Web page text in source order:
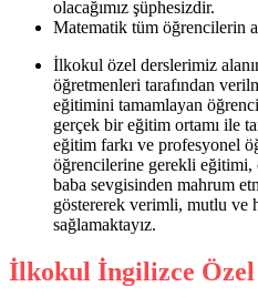
olacağımız şüphesizdir.
Matematik tüm öğrencilerin
İlkokul özel derslerimiz
öğretmenleri tarafından
eğitimini tamamlayan
gerçek bir eğitim ortamı ile
eğitim farkı ve profesyonel
öğrencilerine gerekli eğitimi,
baba sevgisinden mahrum
göstererek verimli, mutlu ve
sağlamaktayız.
İlkokul İngilizce Özel